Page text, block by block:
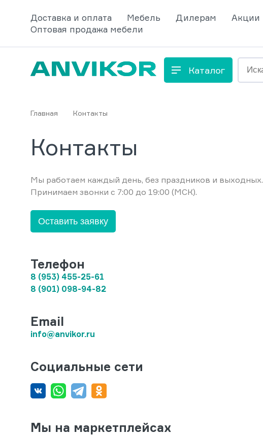
Доставка и оплата Мебель Дилерам Акции
Оптовая продажа мебели
Каталог
Главная Контакты
Контакты
Мы работаем каждый день, без праздников и выходных.
Принимаем звонки с 7:00 до 19:00 (МСК).
Оставить заявку
Телефон
8 (953) 455-25-61
8 (901) 098-94-82
Email
info@anvikor.ru
Социальные сети
Мы на маркетплейсах